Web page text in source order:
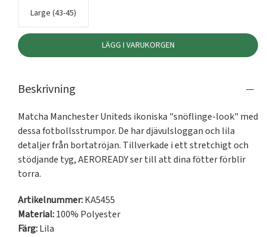
Large (43-45)
LÄGG I VARUKORGEN
Beskrivning
Matcha Manchester Uniteds ikoniska "snöflinge-look" med
dessa fotbollsstrumpor. De har djävulsloggan och lila
detaljer från bortatröjan. Tillverkade i ett stretchigt och
stödjande tyg, AEROREADY ser till att dina fötter förblir
torra.
Artikelnummer:KA5455
Material:100% Polyester
Färg:Lila